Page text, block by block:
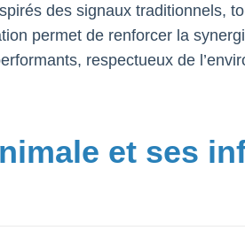
des signaux traditionnels,
permet de renforcer la
respectueux de
et ses